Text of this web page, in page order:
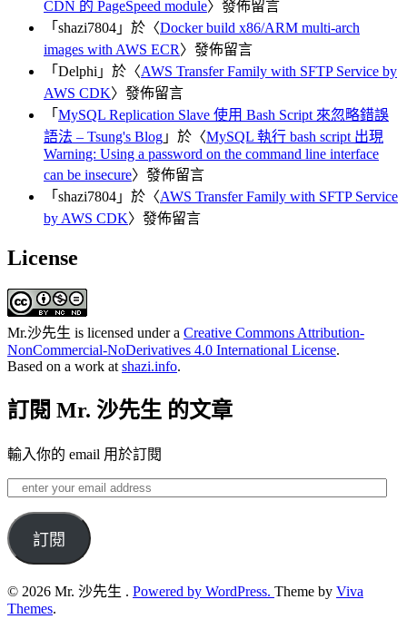
CDN 的 PageSpeed module〉發佈留言
「 shazi7804 」於〈Docker build x86/ARM multi-arch
images with AWS ECR〉發佈留言
「 Delphi 」於〈AWS Transfer Family with SFTP Service by
AWS CDK〉發佈留言
「 MySQL Replication Slave 使用 Bash Script 來忽略錯誤
語法 – Tsung's Blog 」於〈MySQL 執行 bash script 出現
Warning: Using a password on the command line interface
can be insecure〉發佈留言
「 shazi7804 」於〈AWS Transfer Family with SFTP Service
by AWS CDK〉發佈留言
License
Mr.沙先生 is licensed under a Creative Commons Attribution-
NonCommercial-NoDerivatives 4.0 International License.
Based on a work at shazi.info.
訂閱 Mr. 沙先生 的文章
輸入你的 email 用於訂閱
enter
your
email
address訂閱
© 2026 Mr. 沙先生 . Powered by WordPress. Theme by Viva
Themes.